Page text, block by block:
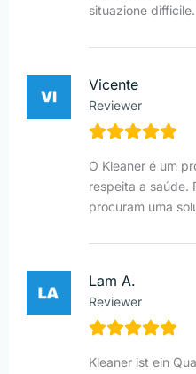
situazione
Vicente
Reviewer
O Kleaner é um
respeita a saúde.
procuram uma
Lam A.
Reviewer
Kleaner ist ein